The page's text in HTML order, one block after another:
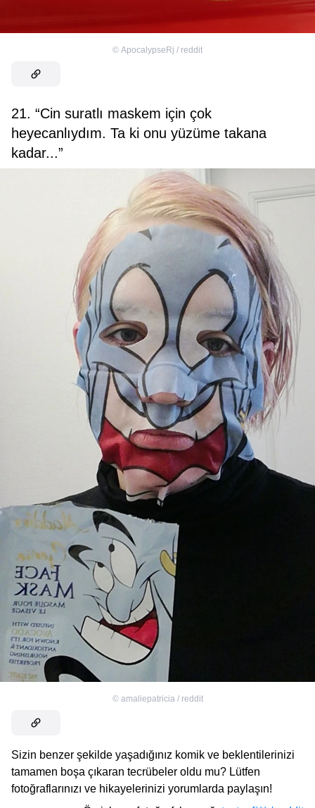
© ApocalypseRj / reddit
21. “Cin suratlı maskem için çok
heyecanlıydım. Ta ki onu yüzüme takana
kadar...”
© amaliepatricia / reddit
Sizin benzer şekilde yaşadığınız komik ve beklentilerinizi
tamamen boşa çıkaran tecrübeler oldu mu? Lütfen
fotoğraflarınızı ve hikayelerinizi yorumlarda paylaşın!